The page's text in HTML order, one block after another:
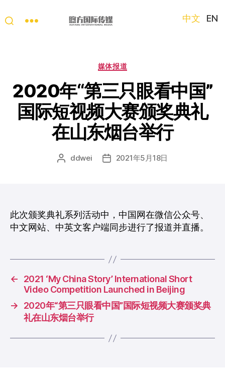
只
眼
看
中
国”
国
际
短
频
中文 EN
分
媒体报道
2020年“第三只眼看中国”
国际短视频大赛颁奖典礼
在山东烟台举行
文 ddwei
发 2021年5月18日
此次颁奖典礼系列活动中，中国网在微信公众号、
中文网站、中英文客户端同步进行了报道并直播。
←
2021 ‘My China Story’ International Short
Video Competition Launched in Beijing
→
2020年“第三只眼看中国”国际短视频大赛颁奖典
礼在山东烟台举行